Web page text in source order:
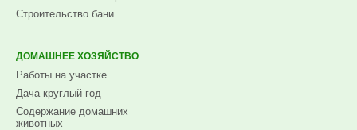
Строительство бани
ДОМАШНЕЕ ХОЗЯЙСТВО
Работы на участке
Дача круглый год
Содержание домашних
животных